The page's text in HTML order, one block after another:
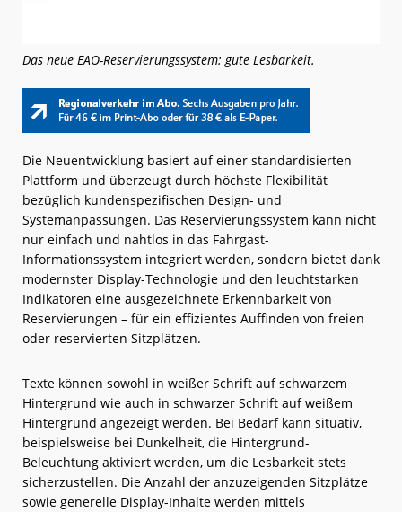
Das neue EAO-Reservierungssystem: gute Lesbarkeit.
Die Neuentwicklung basiert auf einer standardisierten
Plattform und überzeugt durch höchste Flexibilität
bezüglich kundenspezifischen Design- und
Systemanpassungen. Das Reservierungssystem kann nicht
nur einfach und nahtlos in das Fahrgast-
Informationssystem integriert werden, sondern bietet dank
modernster Display-Technologie und den leuchtstarken
Indikatoren eine ausgezeichnete Erkennbarkeit von
Reservierungen – für ein effizientes Auffinden von freien
oder reservierten Sitzplätzen.
Texte können sowohl in weißer Schrift auf schwarzem
Hintergrund wie auch in schwarzer Schrift auf weißem
Hintergrund angezeigt werden. Bei Bedarf kann situativ,
beispielsweise bei Dunkelheit, die Hintergrund-
Beleuchtung aktiviert werden, um die Lesbarkeit stets
sicherzustellen. Die Anzahl der anzuzeigenden Sitzplätze
sowie generelle Display-Inhalte werden mittels